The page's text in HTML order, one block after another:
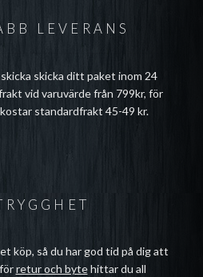
LEVERANS
skicka ditt paket inom 24
vid varuvärde från 799kr, för
standardfrakt 45-49 kr.
köp, så du har god tid på dig att
retur och bytehittar du all